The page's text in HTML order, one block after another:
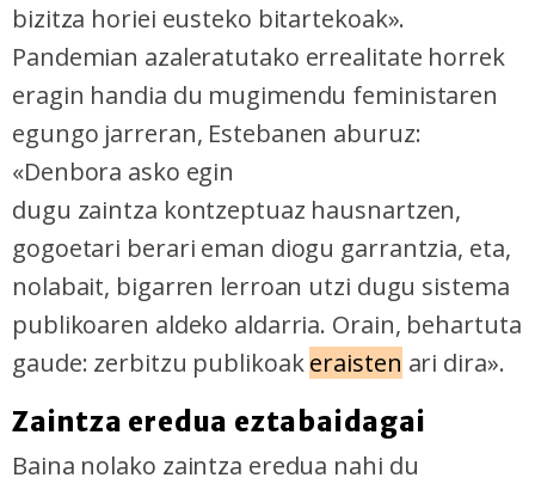
bizitza horiei eusteko bitartekoak».
Pandemian azaleratutako errealitate horrek
eragin handia du mugimendu feministaren
egungo jarreran, Estebanen aburuz:
«Denbora asko egin
dugu zaintza kontzeptuaz hausnartzen,
gogoetari berari eman diogu garrantzia, eta,
nolabait, bigarren lerroan utzi dugu sistema
publikoaren aldeko aldarria. Orain, behartuta
gaude: zerbitzu publikoakeraisten ari dira».
Zaintza eredua eztabaidagai
Baina nolako zaintza eredua nahi du